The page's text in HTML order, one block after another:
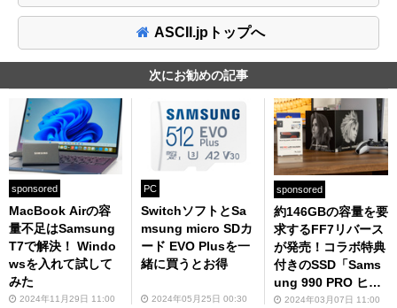
ASCII.jpトップへ
次にお勧めの記事
sponsored
MacBook Airの容
量不足はSamsung
T7で解決！ Windo
wsを入れて試して
みた
2024年11月29日 11:00
PC
SwitchソフトとSa
msung micro SDカ
ード EVO Plusを一
緒に買うとお得
2024年05月25日 00:30
sponsored
約146GBの容量を要
求するFF7リバース
が発売！コラボ特典
付きのSSD「Sams
ung 990 PRO ヒー
トシンクモデル」で
2024年03月07日 11:00